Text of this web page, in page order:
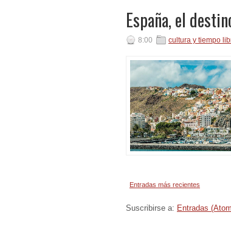
España, el
8:00 cultura y tiempo
Entradas más recientes
Suscribirse a: Entradas